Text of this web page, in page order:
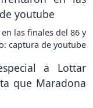
las finales del 86 y
captura de youtube
a Lottar
que Maradona